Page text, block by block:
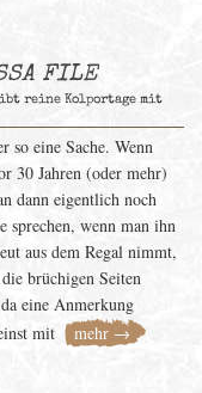
FILE
reine Kolportage mit
so eine Sache. Wenn
30 Jahren (oder mehr)
dann eigentlich noch
sprechen, wenn man ihn
aus dem Regal nimmt,
brüchigen Seiten
eine Anmerkung
mit
mehr →